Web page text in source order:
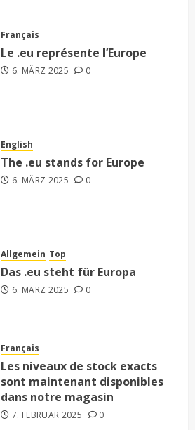
Français
Le .eu représente l’Europe
6. MÄRZ 2025 0
English
The .eu stands for Europe
6. MÄRZ 2025 0
Allgemein Top
Das .eu steht für Europa
6. MÄRZ 2025 0
Français
Les niveaux de stock exacts
sont maintenant disponibles
dans notre magasin
7. FEBRUAR 2025 0